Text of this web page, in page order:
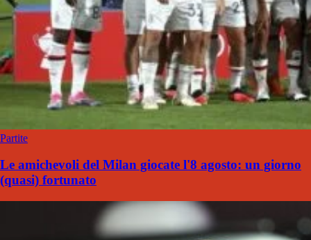
Partite
Le amichevoli del Milan giocate l'8 agosto: un giorno
(quasi) fortunato